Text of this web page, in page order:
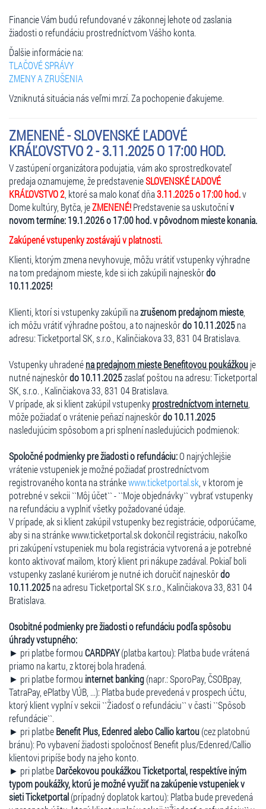
Financie Vám budú refundované v zákonnej lehote od zaslania
žiadosti o refundáciu prostredníctvom Vášho konta.
Ďalšie informácie na:
TLAČOVÉ SPRÁVY
ZMENY A ZRUŠENIA
Vzniknutá situácia nás veľmi mrzí. Za pochopenie ďakujeme.
ZMENENÉ - SLOVENSKÉ ĽADOVÉ
KRÁĽOVSTVO 2 - 3.11.2025 O 17:00 HOD.
V zastúpení organizátora podujatia, vám ako sprostredkovateľ
predaja oznamujeme, že predstavenieSLOVENSKÉ ĽADOVÉ
KRÁĽOVSTVO 2 , ktoré sa malo konať dňa3.11.2025 o 17:00 hod.v
Dome kultúry, Bytča, jeZMENENÉ!Predstavenie sa uskutočnív
novom termíne: 19.1.2026 o 17:00 hod. v pôvodnom mieste konania.
Zakúpené vstupenky zostávajú v platnosti.
Klienti, ktorým zmena nevyhovuje, môžu vrátiť vstupenky výhradne
na tom predajnom mieste, kde si ich zakúpili najneskôrdo
10.11.2025!
Klienti, ktorí si vstupenky zakúpili nazrušenom predajnom mieste,
ich môžu vrátiť výhradne poštou, a to najneskôrdo 10.11.2025na
adresu: Ticketportal SK, s.r.o., Kalinčiakova 33, 831 04 Bratislava.
Vstupenky uhradenéna predajnom mieste Benefitovou poukážkouje
nutné najneskôrdo 10.11.2025zaslať poštou na adresu: Ticketportal
SK, s.r.o. , Kalinčiakova 33, 831 04 Bratislava.
V prípade, ak si klient zakúpil vstupenkyprostredníctvom internetu
môže požiadať o vrátenie peňazí najneskôrdo 10.11.2025
nasledujúcim spôsobom a pri splnení nasledujúcich podmienok:
Spoločné podmienky pre žiadosti o refundáciu:O najrýchlejšie
vrátenie vstupeniek je možné požiadať prostredníctvom
registrovaného konta na stránkewww.ticketportal.sk , v ktorom je
potrebné v sekcii ``Môj účet`` - ``Moje objednávky`` vybrať vstupenky
na refundáciu a vyplniť všetky požadované údaje.
V prípade, ak si klient zakúpil vstupenky bez registrácie, odporúčame,
aby si na stránke www.ticketportal.sk dokončil registráciu, nakoľko
pri zakúpení vstupeniek mu bola registrácia vytvorená a je potrebné
konto aktivovať mailom, ktorý klient pri nákupe zadával. Pokiaľ boli
vstupenky zaslané kuriérom je nutné ich doručiť najneskôrdo
10.11.2025na adresu Ticketportal SK s.r.o., Kalinčiakova 33, 831 04
Bratislava.
Osobitné podmienky pre žiadosti o refundáciu podľa spôsobu
úhrady vstupného:
► pri platbe formouCARDPAY(platba kartou): Platba bude vrátená
priamo na kartu, z ktorej bola hradená.
► pri platbe formou internet banking(napr.: SporoPay, ČSOBpay,
TatraPay, ePlatby VÚB, ...): Platba bude prevedená v prospech účtu,
ktorý klient vyplní v sekcii ``Žiadosť o refundáciu`` v časti ``Spôsob
refundácie``.
► pri platbeBenefit Plus, Edenred alebo Callio kartou(cez platobnú
bránu): Po vybavení žiadosti spoločnosť Benefit plus/Edenred/Callio
klientovi pripíše body na jeho konto.
► pri platbeDarčekovou poukážkou Ticketportal, respektíve iným
typom poukážky, ktorú je možné využiť na zakúpenie vstupeniek v
sieti Ticketportal(prípadný doplatok kartou): Platba bude prevedená